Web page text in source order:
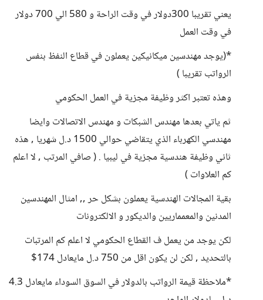
يعني تقريبا 300دولار في وقت الراحة و 580 الي 700 دولار
في وقت العمل
*(يوجد مهندسين ميكانيكين يعملون في قطاع النفظ بنفس
الرواتب تقريبا )
وهذه تعتبر اكثر وظيفة مجزية في العمل الحكومي
ثم ياتي بعدها مهندس الشبكات و مهندس الاتصالات وايضا
مهندسي الكهرباء الذي يتقاضي حوالي 1500 د.ل شهريا , هذه
ثاني وظيفة هندسية مجزية في ليبيا . ( صافي المرتب , لا اعلم
كم العلاوات )
بقية المجالات الهندسية يعملون بشكل حر ,, امثال المهندسين
المدنين والمعمماريين والديكور و الالكترونات
لكن يوجد من يعمل ف القطاع الحكومي لا اعلم كم المرتبات
بالتحديد , لكن لن يكون اقل من 750 د.ل مايعادل 174$
*ملاحظة قيمة الرواتب بالدولار في السوق السوداء مايعادل 4.3